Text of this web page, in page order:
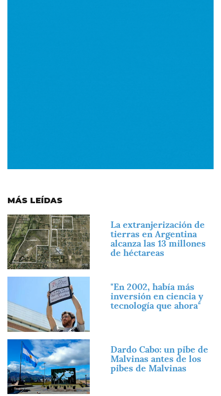
MÁS LEÍDAS
Imagen
La extranjerización de
tierras en Argentina
alcanza las 13 millones
de héctareas
"En 2002, había más
inversión en ciencia y
tecnología que ahora"
Imagen
Dardo Cabo: un pibe de
Malvinas antes de los
pibes de Malvinas